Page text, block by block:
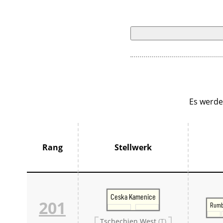
Es
Rang Stellwerk
201
Ceska Kamenice